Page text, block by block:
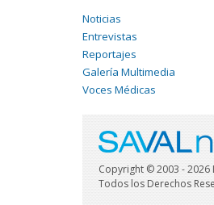
Noticias
Entrevistas
Reportajes
Galería Multimedia
Voces Médicas
Copyright © 2003 - 2026
Todos los Derechos